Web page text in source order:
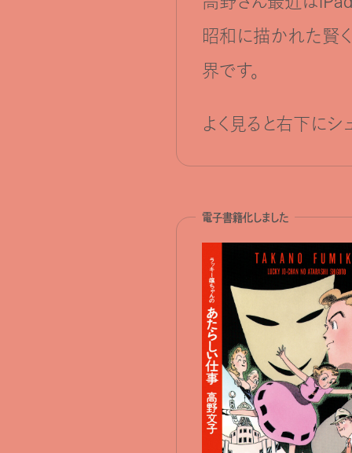
昭和に描かれた賢
界です。
よく見ると右下に
電子書籍化しました